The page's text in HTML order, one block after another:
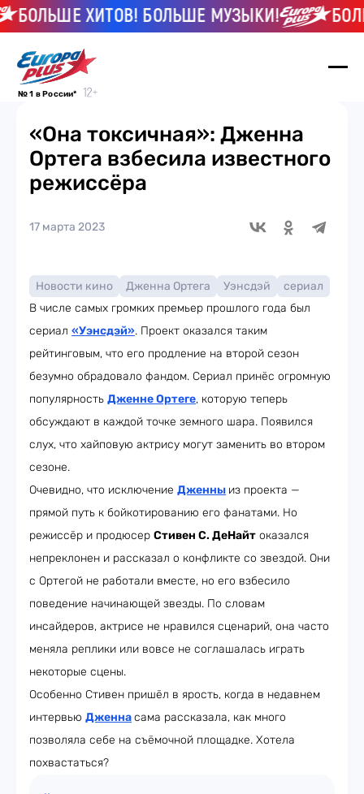
ХИТОВ! БОЛЬШЕ МУЗЫКИ! БОЛЬШЕ
№ 1 в России*
«Она токсичная»: Дженна
Ортега взбесила известного
режиссёра
17 марта 2023
Новости кино Дженна Ортега Уэнсдэй
сериал
В числе самых громких премьер прошлого года был
сериал «Уэнсдэй». Проект оказался таким
рейтинговым, что его продление на второй сезон
безумно обрадовало фандом. Сериал принёс огромную
популярность Дженне Ортеге, которую теперь
обсуждают в каждой точке земного шара. Появился
слух, что хайповую актрису могут заменить во втором
сезоне.
Очевидно, что исключение Дженны из проекта —
прямой путь к бойкотированию его фанатами. Но
режиссёр и продюсер Стивен С. ДеНайт оказался
непреклонен и рассказал о конфликте со звездой. Они
с Ортегой не работали вместе, но его взбесило
поведение начинающей звезды. По словам
инсайдеров, актрисе не нравился сценарий, она часто
меняла реплики или вовсе не соглашалась играть
некоторые сцены.
Особенно Стивен пришёл в ярость, когда в недавнем
интервью Дженнасама рассказала, как много
позволяла себе на съёмочной площадке. Хотела
похвастаться?